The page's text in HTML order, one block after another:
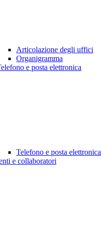
Articolazione degli uffici
Organigramma
e posta elettronica
Telefono e posta elettronica
e collaboratori